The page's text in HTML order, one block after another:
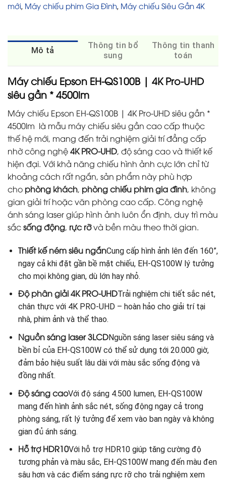
mới, Máy chiếu phim Gia Đình, Máy chiếu Siêu Gần 4K
Mô tả
Thông tin bổ
sung
Thông tin thanh
toán
Máy chiếu Epson EH-QS100B | 4K Pro-UHD
siêu gần * 4500lm
Máy chiếu Epson EH-QS100B | 4K Pro-UHD siêu gần *
4500lm là mẫu máy chiếu siêu gần cao cấp thuộc
thế hệ mới, mang đến trải nghiệm giải trí đẳng cấp
nhờ công nghệ4K PRO-UHD, độ sáng cao và thiết kế
hiện đại. Với khả năng chiếu hình ảnh cực lớn chỉ từ
khoảng cách rất ngắn, sản phẩm này phù hợp
cho phòng khách, phòng chiếu phim gia đình, không
gian giải trí hoặc văn phòng cao cấp. Công nghệ
ánh sáng laser giúp hình ảnh luôn ổn định, duy trì màu
sắcsống động, rực rỡvà bền màu theo thời gian.
Thiết kế ném siêu ngắnCung cấp hình ảnh lên đến 160”,
ngay cả khi đặt gần bề mặt chiếu, EH-QS100W lý tưởng
cho mọi không gian, dù lớn hay nhỏ.
Độ phân giải 4K PRO-UHDTrải nghiệm chi tiết sắc nét,
chân thực với 4K PRO-UHD – hoàn hảo cho giải trí tại
nhà, phim ảnh và thể thao.
Nguồn sáng laser 3LCDNguồn sáng laser siêu sáng và
bền bỉ của EH-QS100W có thể sử dụng tới 20.000 giờ,
đảm bảo hiệu suất lâu dài với màu sắc sống động và
đồng nhất.
Độ sáng caoVới độ sáng 4.500 lumen, EH-QS100W
mang đến hình ảnh sắc nét, sống động ngay cả trong
phòng sáng, rất lý tưởng để xem vào ban ngày và không
gian đủ ánh sáng.
Hỗ trợ HDR10Với hỗ trợ HDR10 giúp tăng cường độ
tương phản và màu sắc, EH-QS100W mang đến màu đen
sâu hơn và các điểm sáng rực rỡ cho trải nghiệm xem